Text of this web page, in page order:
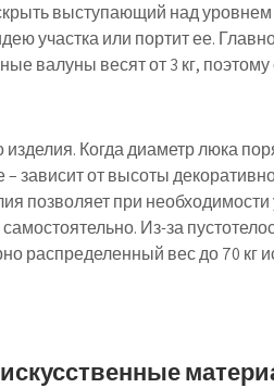
выступающий над
участка или портит ее.
валуны весят от 3 кг,
изделия. Когда диаметр люка
– зависит от высоты
позволяет при
Из-за
распределенный вес до 70 кг